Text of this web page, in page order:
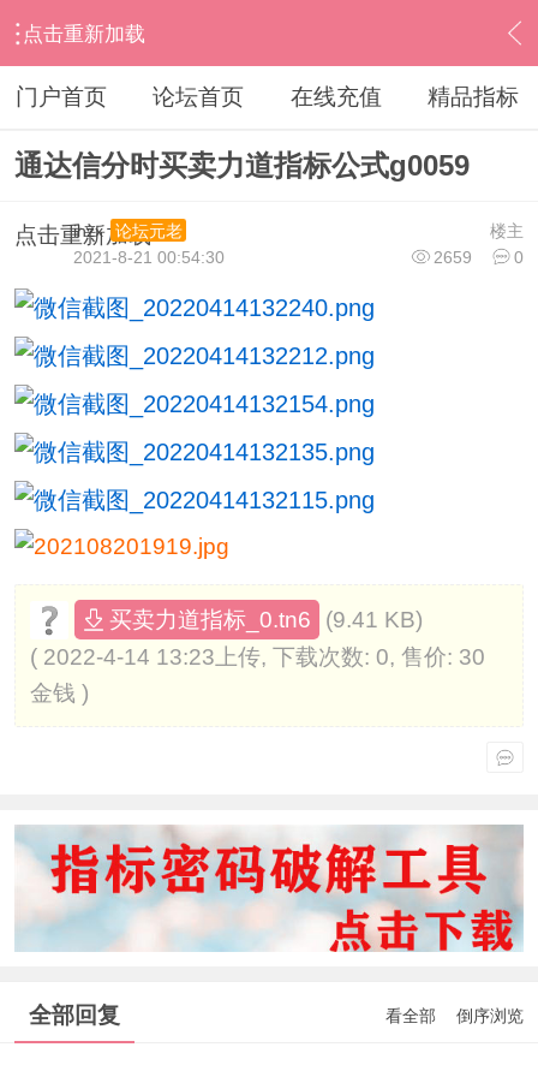
点击重新加载
› 通达信指标公式 › 分时指标公式 › 内容
门户首页 论坛首页 在线充值 精品指标
通达信分时买卖力道指标公式g0059
点击重新加载 楼主
ihzx
论坛元老
2659
0
2021-8-21 00:54:30
买卖力道指标_0.tn6
(9.41 KB)
( 2022-4-14 13:23上传, 下载次数: 0, 售价: 30
金钱 )
全部回复 看全部 倒序浏览